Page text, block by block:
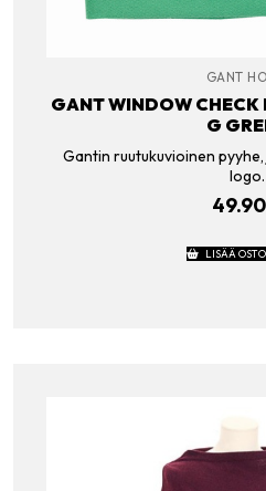
GANT
GANT WINDOW CHECK
G
Gantin ruutukuvioinen
logo.
LISÄÄ